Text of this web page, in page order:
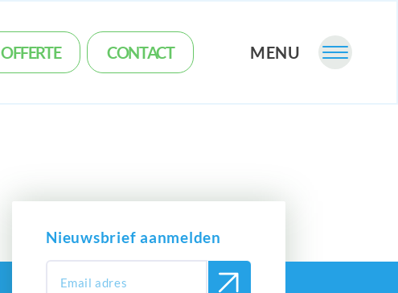
OFFERTE CONTACT MENU
Nieuwsbrief aanmelden